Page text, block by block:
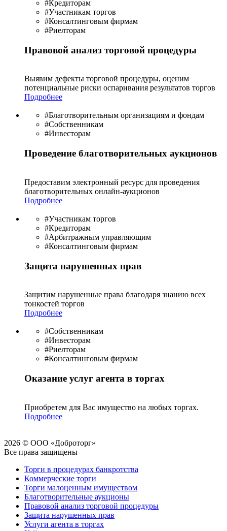
#Кредиторам
#Участникам торгов
#Консалтинговым фирмам
#Риелторам
Правовой анализ торговой процедуры
Выявим дефекты торговой процедуры, оценим
потенциальные риски оспаривания результатов торгов
Подробнее
#Благотворительным организациям и фондам
#Собственникам
#Инвесторам
Проведение благотворительных аукционов
Предоставим электронный ресурс для проведения
благотво­рительных онлайн-аукционов
Подробнее
#Участникам торгов
#Кредиторам
#Арбитражным управляющим
#Консалтинговым фирмам
Защита нарушенных прав
Защитим нарушенные права благодаря знанию всех
тонкостей торгов
Подробнее
#Собственникам
#Инвесторам
#Риелторам
#Консалтинговым фирмам
Оказание услуг агента в торгах
Приобретем для Вас имущество на любых торгах.
Подробнее
2026 © ООО «Доброторг»
Все права защищены
Торги в процедурах банкротства
Коммерческие торги
Торги малоценным имуществом
Благотворительные аукционы
Правовой анализ торговой процедуры
Защита нарушенных прав
Услуги агента в торгах